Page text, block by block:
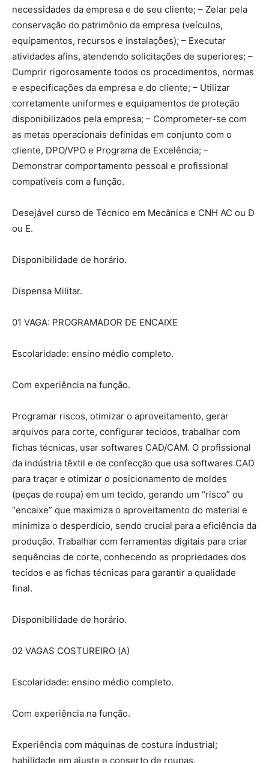
necessidades da empresa e de seu cliente; – Zelar pela
conservação do patrimônio da empresa (veículos,
equipamentos, recursos e instalações); – Executar
atividades afins, atendendo solicitações de superiores; –
Cumprir rigorosamente todos os procedimentos, normas
e especificações da empresa e do cliente; – Utilizar
corretamente uniformes e equipamentos de proteção
disponibilizados pela empresa; – Comprometer-se com
as metas operacionais definidas em conjunto com o
cliente, DPO/VPO e Programa de Excelência; –
Demonstrar comportamento pessoal e profissional
compatíveis com a função.
Desejável curso de Técnico em Mecânica e CNH AC ou D
ou E.
Disponibilidade de horário.
Dispensa Militar.
01 VAGA: PROGRAMADOR DE ENCAIXE
Escolaridade: ensino médio completo.
Com experiência na função.
Programar riscos, otimizar o aproveitamento, gerar
arquivos para corte, configurar tecidos, trabalhar com
fichas técnicas, usar softwares CAD/CAM. O profissional
da indústria têxtil e de confecção que usa softwares CAD
para traçar e otimizar o posicionamento de moldes
(peças de roupa) em um tecido, gerando um “risco” ou
“encaixe” que maximiza o aproveitamento do material e
minimiza o desperdício, sendo crucial para a eficiência da
produção. Trabalhar com ferramentas digitais para criar
sequências de corte, conhecendo as propriedades dos
tecidos e as fichas técnicas para garantir a qualidade
final.
Disponibilidade de horário.
02 VAGAS COSTUREIRO (A)
Escolaridade: ensino médio completo.
Com experiência na função.
Experiência com máquinas de costura industrial;
habilidade em ajuste e conserto de roupas.